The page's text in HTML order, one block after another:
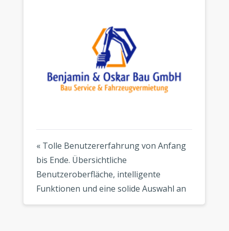
« Tolle Benutzererfahrung von Anfang
bis Ende. Übersichtliche
Benutzeroberfläche, intelligente
Funktionen und eine solide Auswahl an
modernen Vorlagen. Mein Logo sieht